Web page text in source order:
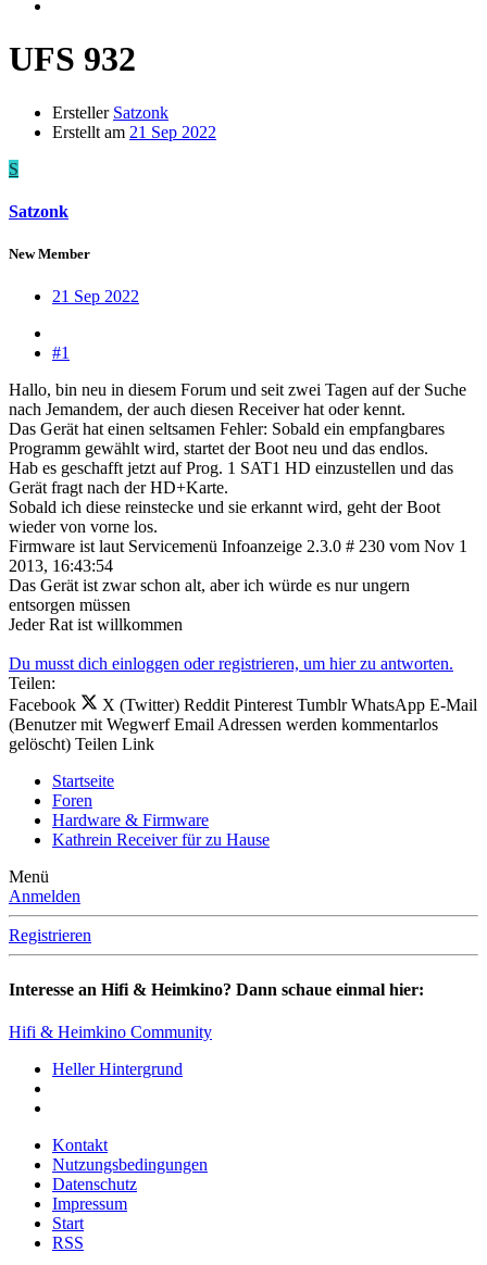
UFS 932
Ersteller Satzonk
Erstellt am 21 Sep 2022
S
Satzonk
New Member
21 Sep 2022
#1
Hallo, bin neu in diesem Forum und seit zwei Tagen auf der Suche
nach Jemandem, der auch diesen Receiver hat oder kennt.
Das Gerät hat einen seltsamen Fehler: Sobald ein empfangbares
Programm gewählt wird, startet der Boot neu und das endlos.
Hab es geschafft jetzt auf Prog. 1 SAT1 HD einzustellen und das
Gerät fragt nach der HD+Karte.
Sobald ich diese reinstecke und sie erkannt wird, geht der Boot
wieder von vorne los.
Firmware ist laut Servicemenü Infoanzeige 2.3.0 # 230 vom Nov 1
2013, 16:43:54
Das Gerät ist zwar schon alt, aber ich würde es nur ungern
entsorgen müssen
Jeder Rat ist willkommen
Du musst dich einloggen oder registrieren, um hier zu antworten.
Teilen:
Facebook
X (Twitter) Reddit Pinterest Tumblr WhatsApp E-Mail
(Benutzer mit Wegwerf Email Adressen werden kommentarlos
gelöscht) Teilen Link
Startseite
Foren
Hardware & Firmware
Kathrein Receiver für zu Hause
Menü
Anmelden
Registrieren
Interesse an Hifi & Heimkino? Dann schaue einmal hier:
Hifi & Heimkino Community
Heller Hintergrund
Kontakt
Nutzungsbedingungen
Datenschutz
Impressum
Start
RSS